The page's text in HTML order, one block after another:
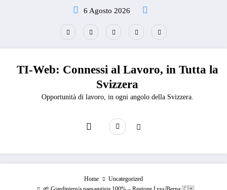
6 Agosto 2026
TI-Web: Connessi al Lavoro, in Tutta la
Svizzera
Opportunità di lavoro, in ogni angolo della Svizzera.
Home
Uncategorized